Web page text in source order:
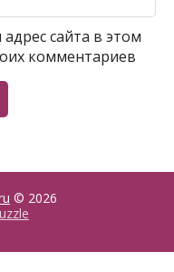
сайта в этом
комментариев
© 2026